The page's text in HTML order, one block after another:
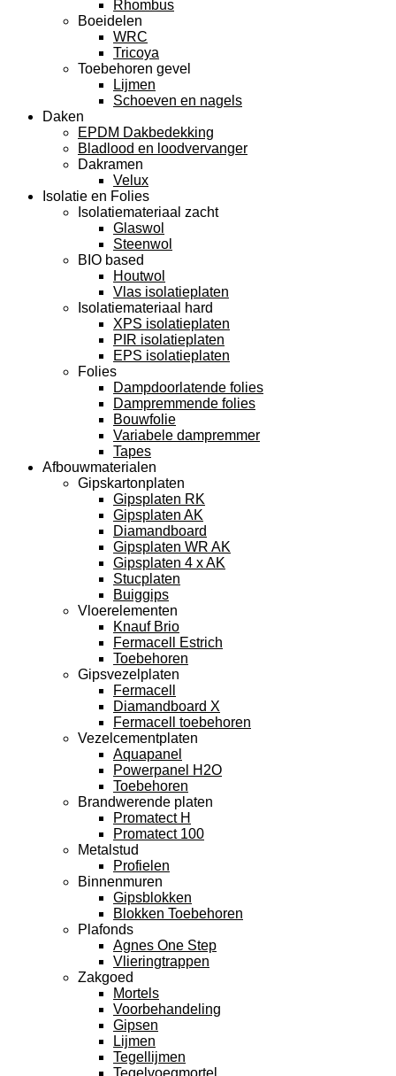
Rhombus
Boeidelen
WRC
Tricoya
Toebehoren gevel
Lijmen
Schoeven en nagels
Daken
EPDM Dakbedekking
Bladlood en loodvervanger
Dakramen
Velux
Isolatie en Folies
Isolatiemateriaal zacht
Glaswol
Steenwol
BIO based
Houtwol
Vlas isolatieplaten
Isolatiemateriaal hard
XPS isolatieplaten
PIR isolatieplaten
EPS isolatieplaten
Folies
Dampdoorlatende folies
Dampremmende folies
Bouwfolie
Variabele dampremmer
Tapes
Afbouwmaterialen
Gipskartonplaten
Gipsplaten RK
Gipsplaten AK
Diamandboard
Gipsplaten WR AK
Gipsplaten 4 x AK
Stucplaten
Buiggips
Vloerelementen
Knauf Brio
Fermacell Estrich
Toebehoren
Gipsvezelplaten
Fermacell
Diamandboard X
Fermacell toebehoren
Vezelcementplaten
Aquapanel
Powerpanel H2O
Toebehoren
Brandwerende platen
Promatect H
Promatect 100
Metalstud
Profielen
Binnenmuren
Gipsblokken
Blokken Toebehoren
Plafonds
Agnes One Step
Vlieringtrappen
Zakgoed
Mortels
Voorbehandeling
Gipsen
Lijmen
Tegellijmen
Tegelvoegmortel